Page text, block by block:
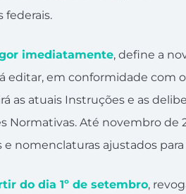
federais.
imediatamente, define a
editar, em conformidade com o
as atuais Instruções e as
Normativas. Até novembro de
nomenclaturas ajustados para
do dia 1º de setembro,